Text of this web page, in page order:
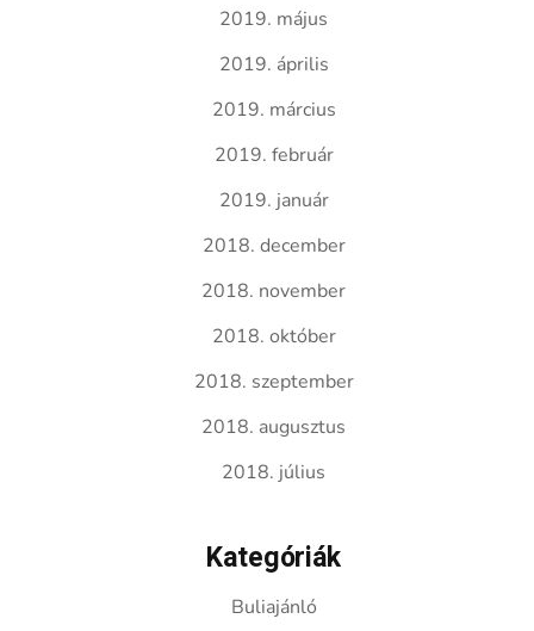
2019. május
2019. április
2019. március
2019. február
2019. január
2018. december
2018. november
2018. október
2018. szeptember
2018. augusztus
2018. július
Kategóriák
Buliajánló